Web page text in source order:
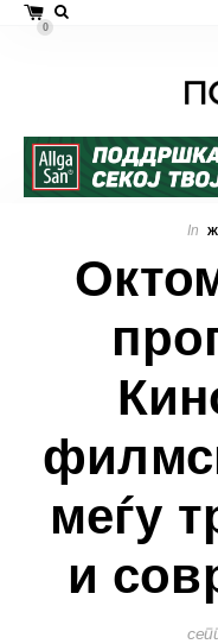
0
In
меѓу
и